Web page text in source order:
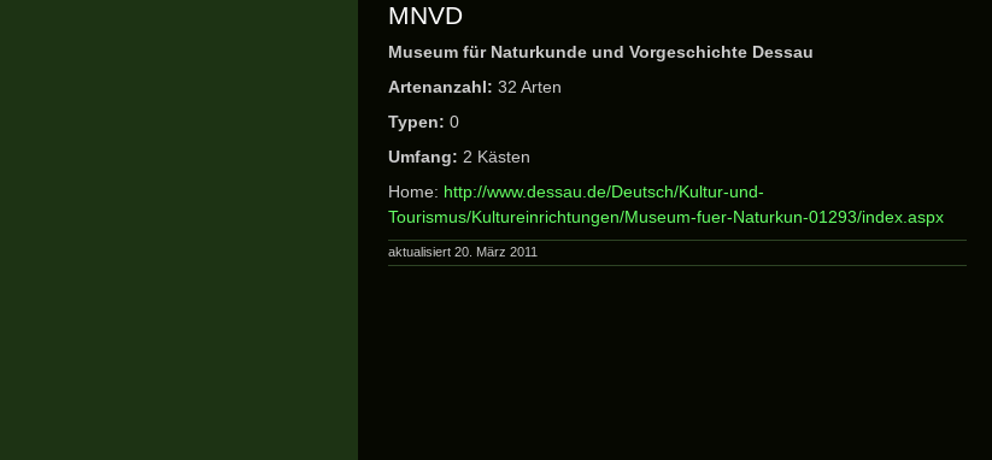
MNVD
Museum für Naturkunde und Vorgeschichte Dessau
Artenanzahl: 32 Arten
Typen: 0
Umfang: 2 Kästen
Home: http://www.dessau.de/Deutsch/Kultur-und-
Tourismus/Kultureinrichtungen/Museum-fuer-Naturkun-01293/index.aspx
aktualisiert 20. März 2011